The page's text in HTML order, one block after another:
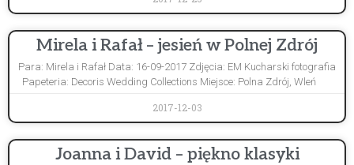
Mirela i Rafał – jesień w Polnej Zdrój
Para: Mirela i Rafał Data: 16-09-2017 Zdjęcia: EM Kucharski fotografia
Papeteria: Decoris Wedding Collections Miejsce: Polna Zdrój, Wleń
2017-12-03
Joanna i David – piękno klasyki